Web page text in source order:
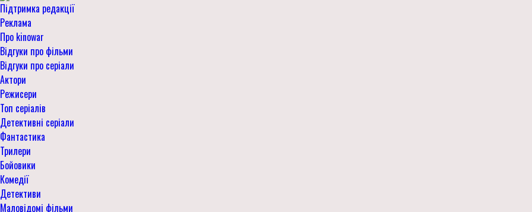
Підтримка редакції
Реклама
Про kinowar
Відгуки про фільми
Відгуки про серіали
Актори
Режисери
Топ серіалів
Детективні серіали
Фантастика
Трилери
Бойовики
Комедії
Детективи
Маловідомі фільми